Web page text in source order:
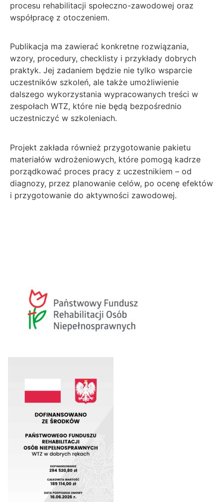
procesu rehabilitacji społeczno-zawodowej oraz
współpracę z otoczeniem.
Publikacja ma zawierać konkretne rozwiązania,
wzory, procedury, checklisty i przykłady dobrych
praktyk. Jej zadaniem będzie nie tylko wsparcie
uczestników szkoleń, ale także umożliwienie
dalszego wykorzystania wypracowanych treści w
zespołach WTZ, które nie będą bezpośrednio
uczestniczyć w szkoleniach.
Projekt zakłada również przygotowanie pakietu
materiałów wdrożeniowych, które pomogą kadrze
porządkować proces pracy z uczestnikiem – od
diagnozy, przez planowanie celów, po ocenę efektów
i przygotowanie do aktywności zawodowej.